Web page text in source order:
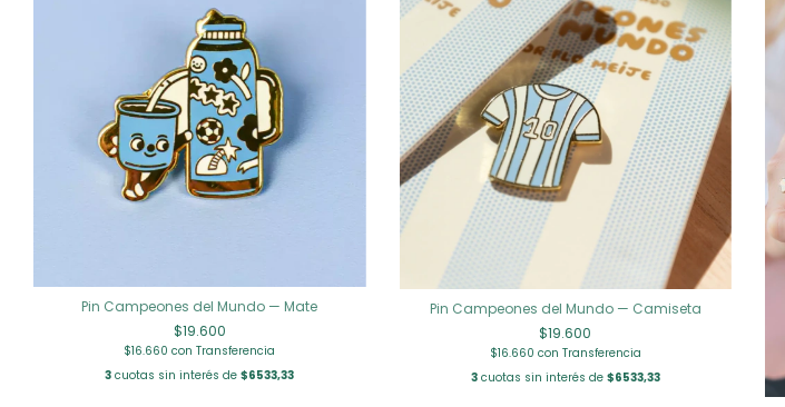
Pin Campeones del Mundo — Mate
$19.600
$16.660con Transferencia
3 cuotas sin interés de$6533,33
Pin Campeones del Mundo — Camiseta
$19.600
$16.660 con Transferencia
3cuotas sin interés de $6533,33